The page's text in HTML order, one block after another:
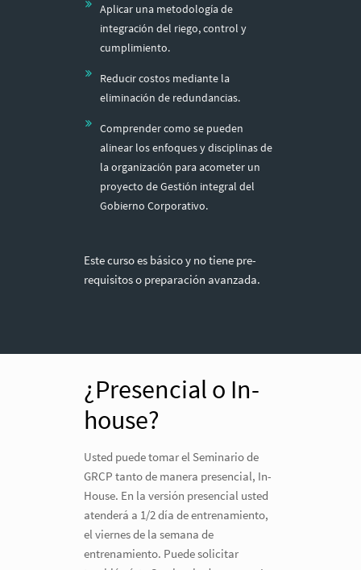
Aplicar una metodología de
integración del riego, control y
cumplimiento.
Reducir costos mediante la
eliminación de redundancias.
Comprender como se pueden
alinear los enfoques y disciplinas de
la organización para acometer un
proyecto de Gestión integral del
Gobierno Corporativo.
Este curso es básico y no tiene pre-
requisitos o preparación avanzada.
¿Presencial o In-
house?
Usted puede tomar el Seminario de
GRCP tanto de manera presencial, In-
House. En la versión presencial usted
atenderá a 1/2 día de entrenamiento,
el viernes de la semana de
entrenamiento. Puede solicitar